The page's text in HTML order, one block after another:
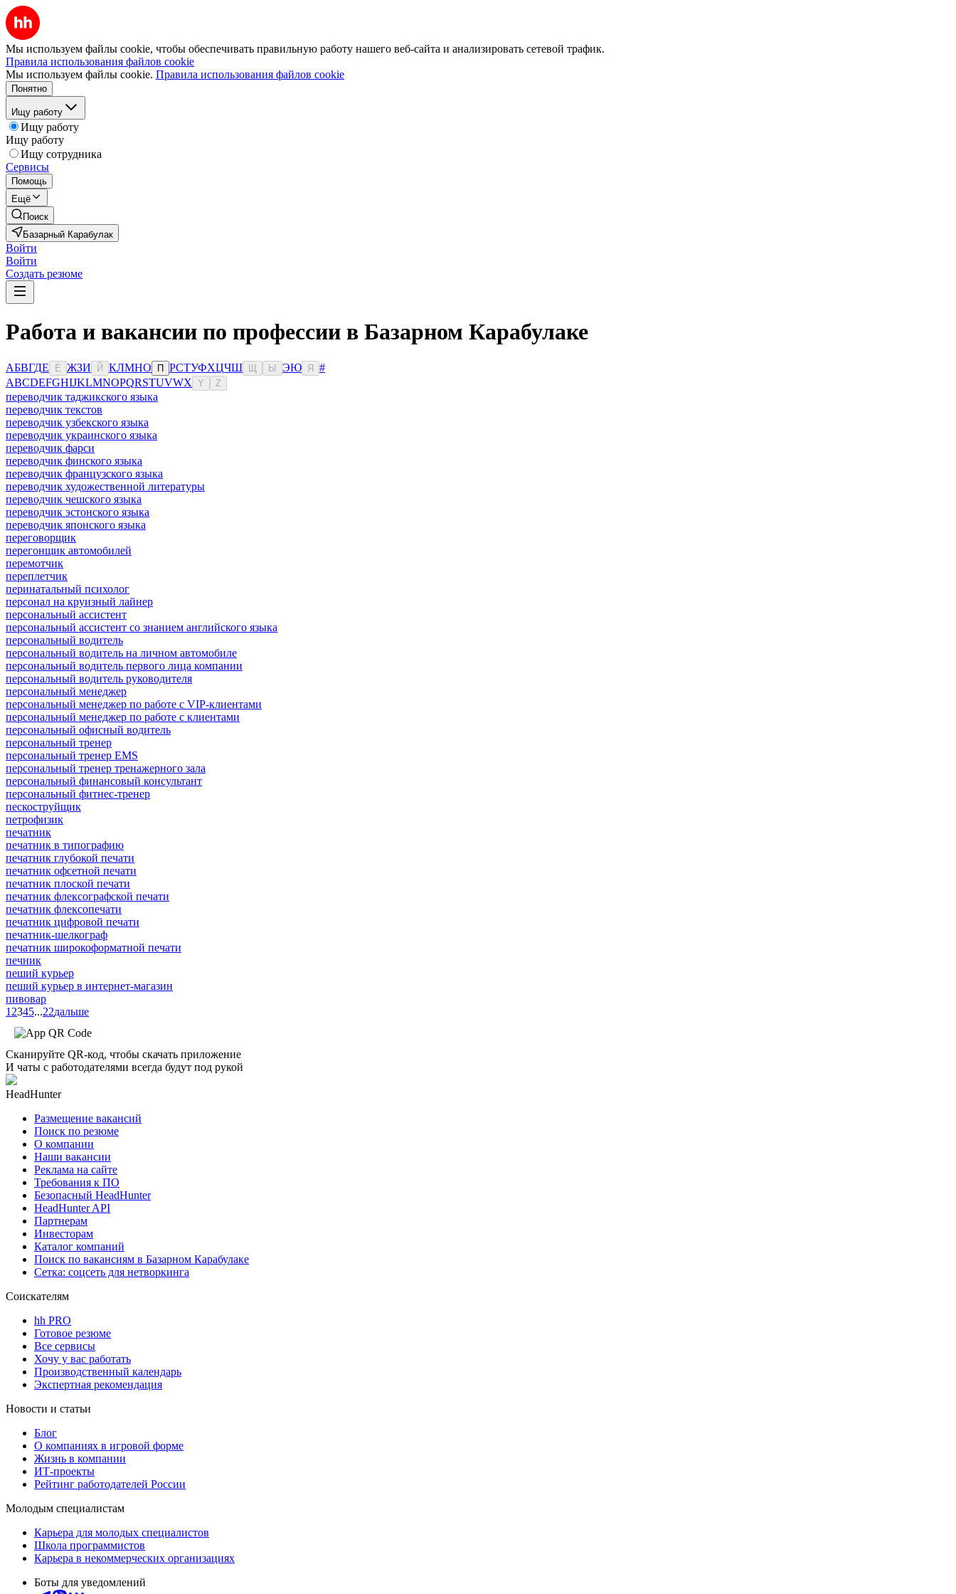
Мы используем файлы cookie, чтобы обеспечивать правильную работу нашего веб-сайта и анализировать сетевой трафик.
Правила использования файлов cookie
Мы используем файлы cookie. Правила использования файлов cookie
Понятно
Ищу работу
Ищу работу
Ищу работу
Ищу сотрудника
Сервисы
Помощь
Ещё
Поиск
Базарный Карабулак
Войти
Войти
Создать резюме
Работа и вакансии по профессии в Базарном Карабулаке
АБВГДЕ Ё ЖЗИ Й КЛМНО П РСТУФХЦЧШ Ы ЭЮ Я
#
ABCDEFGHIJKLMNOPQRSTUVWX Y Z
переводчик таджикского языка
переводчик текстов
переводчик узбекского языка
переводчик украинского языка
переводчик фарси
переводчик финского языка
переводчик французского языка
переводчик художественной литературы
переводчик чешского языка
переводчик эстонского языка
переводчик японского языка
переговорщик
перегонщик автомобилей
перемотчик
переплетчик
перинатальный психолог
персонал на круизный лайнер
персональный ассистент
персональный ассистент со знанием английского языка
персональный водитель
персональный водитель на личном автомобиле
персональный водитель первого лица компании
персональный водитель руководителя
персональный менеджер
персональный менеджер по работе с VIP-клиентами
персональный менеджер по работе с клиентами
персональный офисный водитель
персональный тренер
персональный тренер EMS
персональный тренер тренажерного зала
персональный финансовый консультант
персональный фитнес-тренер
пескоструйщик
петрофизик
печатник
печатник в типографию
печатник глубокой печати
печатник офсетной печати
печатник плоской печати
печатник флексографской печати
печатник флексопечати
печатник цифровой печати
печатник-шелкограф
печатник широкоформатной печати
печник
пеший курьер
пеший курьер в интернет-магазин
пивовар
1 2345...22дальше
Сканируйте QR-код, чтобы скачать приложение
И чаты с работодателями всегда будут под рукой
HeadHunter
Размещение вакансий
Поиск по резюме
О компании
Наши вакансии
Реклама на сайте
Требования к ПО
Безопасный HeadHunter
HeadHunter API
Партнерам
Инвесторам
Каталог компаний
Поиск по вакансиям в Базарном Карабулаке
Сетка: соцсеть для нетворкинга
Соискателям
hh PRO
Готовое резюме
Все сервисы
Хочу у вас работать
Производственный календарь
Экспертная рекомендация
Новости и статьи
Блог
О компаниях в игровой форме
Жизнь в компании
ИТ-проекты
Рейтинг работодателей России
Молодым специалистам
Карьера для молодых специалистов
Школа программистов
Карьера в некоммерческих организациях
Боты для уведомлений